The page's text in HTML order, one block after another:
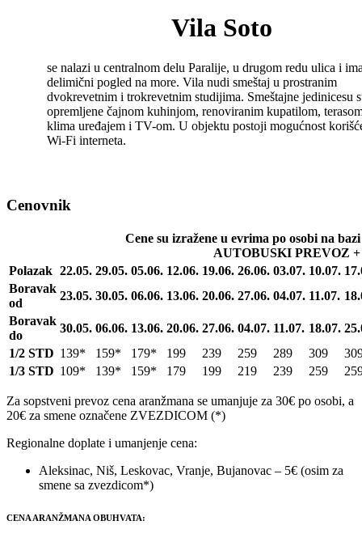
Vila Soto
se nalazi u centralnom delu Paralije, u drugom redu ulica i
delimični pogled na more. Vila nudi smeštaj u prostranim
dvokrevetnim i trokrevetnim studijima. Smeštajne jedinicesu
opremljene čajnom kuhinjom, renoviranim kupatilom,
klima uređajem i TV-om. U objektu postoji mogućnost
Wi-Fi interneta.
Cenovnik
Cene su izražene u evrima po osobi na
AUTOBUSKI PREVOZ +
Polazak 22.05. 29.05. 05.06. 12.06. 19.06. 26.06. 03.07. 10.07.
Boravak
od
23.05. 30.05. 06.06. 13.06. 20.06. 27.06. 04.07. 11.07.
Boravak
do
30.05. 06.06. 13.06. 20.06. 27.06. 04.07. 11.07. 18.07.
1/2 STD 139* 159* 179* 199 239 259 289 309
1/3 STD 109* 139* 159* 179 199 219 239 259
Za sopstveni prevoz cena aranžmana se umanjuje za 30€ po osobi, a
20€ za smene označene ZVEZDICOM (*)
Regionalne doplate i umanjenje cena:
Aleksinac, Niš, Leskovac, Vranje, Bujanovac – 5€ (osim za
smene sa zvezdicom*)
CENA ARANŽMANA OBUHVATA: